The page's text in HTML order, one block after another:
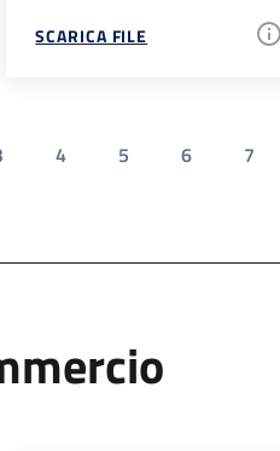
SCARICA FILE
4 5 6 7